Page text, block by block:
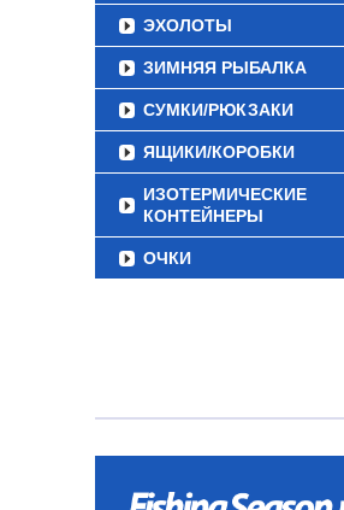
ЭХОЛОТЫ
ЗИМНЯЯ РЫБАЛКА
СУМКИ/РЮКЗАКИ
ЯЩИКИ/КОРОБКИ
ИЗОТЕРМИЧЕСКИЕ
КОНТЕЙНЕРЫ
ОЧКИ